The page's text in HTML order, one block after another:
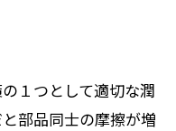
１つとして適切な潤
部品同士の摩擦が増